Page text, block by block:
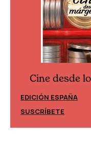
Cine desde
EDICIÓN ESPAÑA
SUSCRÍBETE